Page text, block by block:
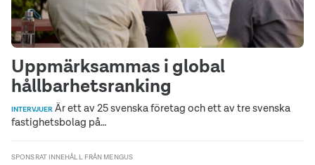
Uppmärksammas i global
hållbarhetsranking
INTERVJUER Är ett av 25 svenska företag och ett av tre svenska
fastighetsbolag på…
SPONSRAT INNEHÅLL FRÅN MENGUS